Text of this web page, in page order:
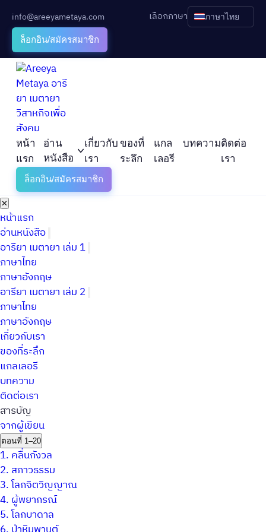
info@areeyametaya.com เลือกภาษา ภาษาไทย
ล็อกอิน/สมัครสมาชิก
หน้า
แรก
อ่าน
หนังสือ
เกี่ยวกับ
เรา
ของที่
ระลึก
แกล
เลอรี
บทความติดต่อ
เรา
ล็อกอิน/สมัครสมาชิก
✕
หน้าแรก
อ่านหนังสือ
อารียา เมตายา เล่ม 1
ภาษาไทย
ภาษาอังกฤษ
อารียา เมตายา เล่ม 2
ภาษาไทย
ภาษาอังกฤษ
เกี่ยวกับเรา
ของที่ระลึก
แกลเลอรี
บทความ
ติดต่อเรา
สารบัญ
จากผู้เขียน
ตอนที่ 1–20
1. คลื่นกังวล
2. สภาวธรรม
3.โลกจิตวิญญาณ
4. ผู้พยากรณ์
5.โลกบาดาล